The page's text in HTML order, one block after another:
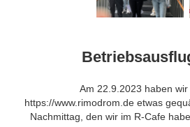
Am 22.9.2023 haben wir
https://www.rimodrom.de etwas
Nachmittag, den wir im R-Cafe